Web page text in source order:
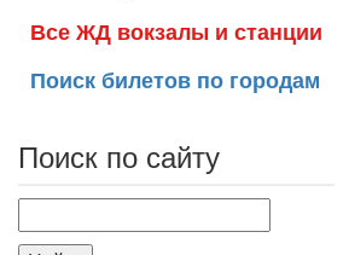
Все ЖД вокзалы и станции
Поиск билетов по городам
Поиск по сайту